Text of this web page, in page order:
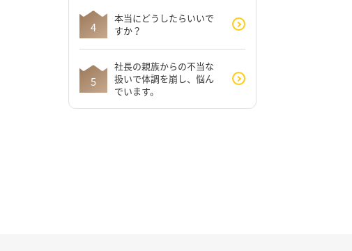
本当にどうしたらいいで
すか？
社長の親族からの不当な
扱いで体調を崩し、悩ん
でいます。